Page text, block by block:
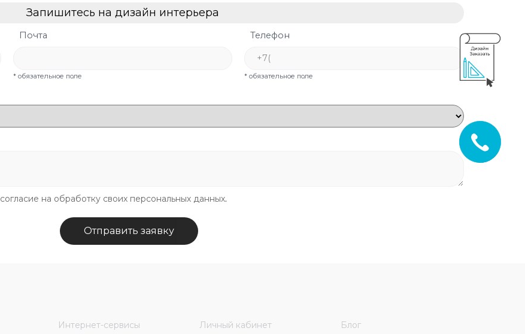
Запишитесь на дизайн интерьера
Почта
* обязательное поле
Телефон
* обязательное поле
согласие на обработку своих персональных данных.
Отправить заявку
Интернет-сервисы Личный кабинет Блог